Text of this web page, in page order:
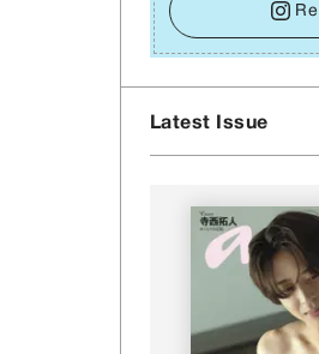
い⾔葉に流されないよ
をかけること。この意
確かな安⼼感をもたら
Latest Issue